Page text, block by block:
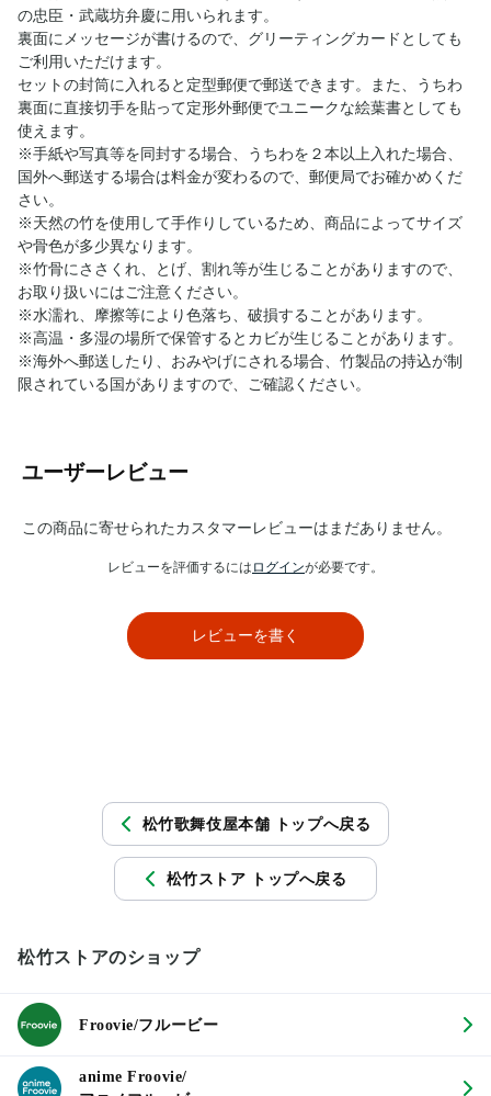
の忠臣・武蔵坊弁慶に用いられます。
裏面にメッセージが書けるので、グリーティングカードとしても
ご利用いただけます。
セットの封筒に入れると定型郵便で郵送できます。また、うちわ
裏面に直接切手を貼って定形外郵便でユニークな絵葉書としても
使えます。
※手紙や写真等を同封する場合、うちわを２本以上入れた場合、
国外へ郵送する場合は料金が変わるので、郵便局でお確かめくだ
さい。
※天然の竹を使用して手作りしているため、商品によってサイズ
や骨色が多少異なります。
※竹骨にささくれ、とげ、割れ等が生じることがありますので、
お取り扱いにはご注意ください。
※水濡れ、摩擦等により色落ち、破損することがあります。
※高温・多湿の場所で保管するとカビが生じることがあります。
※海外へ郵送したり、おみやげにされる場合、竹製品の持込が制
限されている国がありますので、ご確認ください。
ユーザーレビュー
この商品に寄せられたカスタマーレビューはまだありません。
レビューを評価するには ログインが必要です。
レビューを書く
松竹歌舞伎屋本舗 トップへ戻る
松竹ストア トップへ戻る
松竹ストアのショップ
Froovie/フルービー
anime Froovie/